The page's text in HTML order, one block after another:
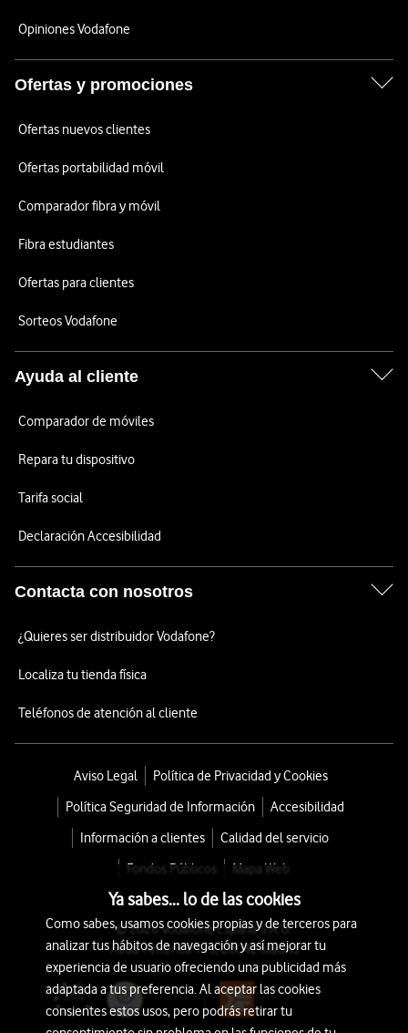
Opiniones Vodafone
Ofertas y promociones
Ofertas nuevos clientes
Ofertas portabilidad móvil
Comparador fibra y móvil
Fibra estudiantes
Ofertas para clientes
Sorteos Vodafone
Ayuda al cliente
Comparador de móviles
Repara tu dispositivo
Tarifa social
Declaración Accesibilidad
Contacta con nosotros
¿Quieres ser distribuidor Vodafone?
Localiza tu tienda física
Teléfonos de atención al cliente
Aviso Legal
Política de Privacidad y Cookies
Política Seguridad de Información
Accesibilidad
Información a clientes
Calidad del servicio
Fondos Públicos
Mapa Web
© 2026 Vodafone España S.A.U.
Avda. América 115, 28042 Madrid
Ya sabes... lo de las cookies
Como sabes, usamos cookies propias y de terceros para
analizar tus hábitos de navegación y así mejorar tu
experiencia de usuario ofreciendo una publicidad más
adaptada a tus preferencia. Al aceptar las cookies
consientes estos usos, pero podrás retirar tu